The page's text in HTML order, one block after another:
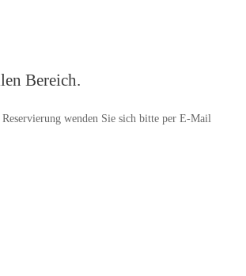
Bereich.
wenden Sie sich bitte per E-Mail